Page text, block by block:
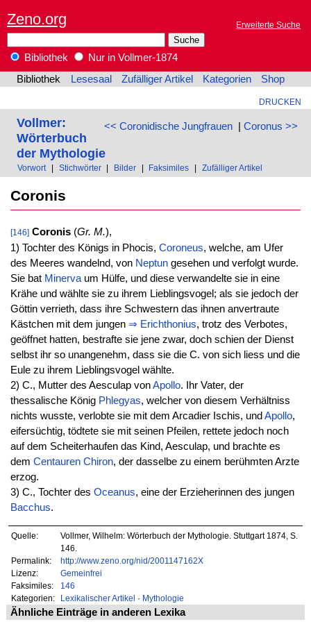
Zeno.org Erweiterte Suche
Bibliothek
Nur in Vollmer-1874
Bibliothek
Lesesaal Zufälliger Artikel Kategorien Shop
DRUCKEN
<< Coronidische Jungfrauen| Coronus >>
Vollmer:
Wörterbuch
der Mythologie
Vorwort Stichwörter Bilder Faksimiles Zufälliger Artikel
Coronis
[146] Coronis(Gr. M.),
1) Tochter des Königs in Phocis, Coroneus, welche, am Ufer
des Meeres wandelnd, von Neptungesehen und verfolgt wurde.
Sie bat Minervaum Hülfe, und diese verwandelte sie in eine
Krähe und wählte sie zu ihrem Lieblingsvogel; als sie jedoch der
Göttin verrieth, dass ihre Schwestern das ihnen anvertraute
Kästchen mit dem jungen ⇒ Erichthonius, trotz des Verbotes,
geöffnet hatten, bestrafte sie jene zwar, doch schien der Dienst
selbst ihr so unangenehm, dass sie die C. von sich liess und die
Eule zu ihrem Lieblingsvogel wählte.
2) C., Mutter des Aesculap vonApollo. Ihr Vater, der
thessalische König Phlegyas, welcher von diesem Verhältniss
nichts wusste, verlobte sie mit dem Arcadier Ischis, und Apollo,
eifersüchtig, tödtete sie mit seinen Pfeilen, rettete jedoch noch
auf dem Scheiterhaufen das Kind, Aesculap, und brachte es
dem Centauren Chiron, der dasselbe zu einem berühmten Arzte
erzog.
3) C., Tochter des Oceanus, eine der Erzieherinnen des jungen
Bacchus.
Quelle:
Vollmer, Wilhelm: Wörterbuch der Mythologie. Stuttgart 1874, S.
146.
Permalink:
http://www.zeno.org/nid/2001147162X
Lizenz:
Gemeinfrei
Faksimiles:
146
Kategorien:
Lexikalischer Artikel · Mythologie
Ähnliche Einträge in anderen Lexika